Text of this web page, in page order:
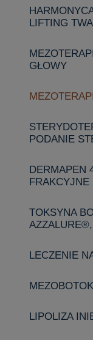
LIFTING
GŁOWY
PODANIE
DERMAPEN
FRAKCYJNE
TOKSYNA
LECZENIE
LIPOLIZA